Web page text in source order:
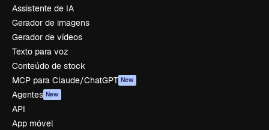
Assistente de IA
Gerador de imagens
Gerador de vídeos
Texto para voz
Conteúdo de stock
MCP para Claude/ChatGPT New
Agentes New
API
App móvel